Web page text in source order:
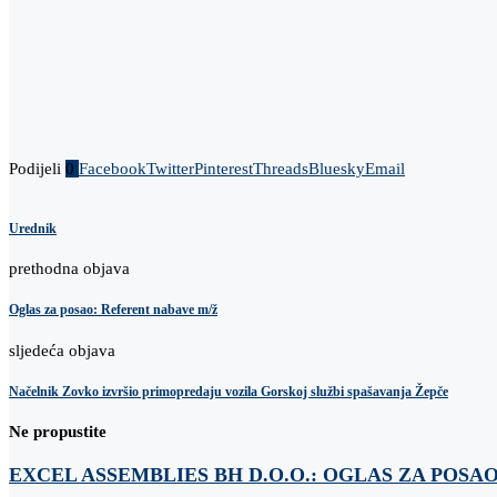
Podijeli 0 FacebookTwitterPinterestThreadsBlueskyEmail
Urednik
prethodna objava
Oglas za posao: Referent nabave m/ž
sljedeća objava
Načelnik Zovko izvršio primopredaju vozila Gorskoj službi spašavanja Žepče
Ne propustite
EXCEL ASSEMBLIES BH D.O.O.: OGLAS ZA